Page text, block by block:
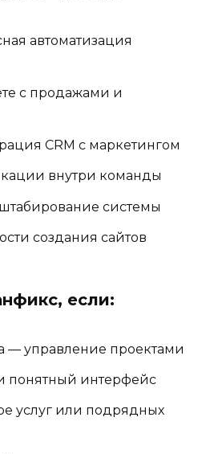
автоматизация
с продажами и
CRM с маркетингом
внутри команды
системы
создания сайтов
если:
— управление проектами
понятный интерфейс
услуг или подрядных